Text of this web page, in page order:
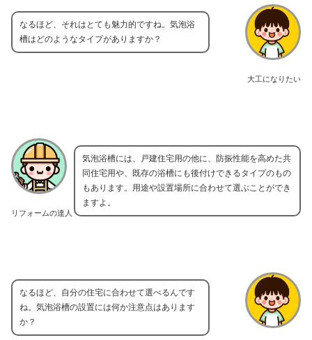
大工になりたい
なるほど、それはとても魅力的ですね。気泡浴
槽はどのようなタイプがありますか？
リフォームの達人
気泡浴槽には、戸建住宅用の他に、防振性能を高めた共
同住宅用や、既存の浴槽にも後付けできるタイプのもの
もあります。用途や設置場所に合わせて選ぶことができ
ますよ。
なるほど、自分の住宅に合わせて選べるんです
ね。気泡浴槽の設置には何か注意点はあります
か？